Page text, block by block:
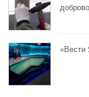
«Вести